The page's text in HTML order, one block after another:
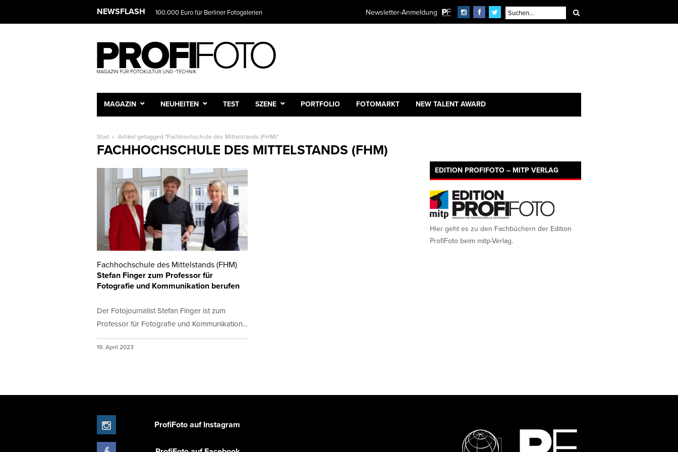
NEWSFLASH 100.000 Euro für Berliner Fotogalerien Newsletter-Anmeldung
MAGAZIN NEUHEITEN TEST SZENE PORTFOLIO FOTOMARKT NEW TALENT AWARD
Start Artikel getagged "Fachhochschule des Mittelstands (FHM)"
FACHHOCHSCHULE DES MITTELSTANDS (FHM)
Fachhochschule des Mittelstands (FHM)
Stefan Finger zum Professor für
Fotografie und Kommunikation berufen
Der Fotojournalist Stefan Finger ist zum
Professor für Fotografie und Kommunikation...
19. April 2023
EDITION PROFIFOTO – MITP VERLAG
Hier geht es zu den Fachbüchern der Edition
ProfiFoto beim mitp-Verlag.
ProfiFoto auf Instagram